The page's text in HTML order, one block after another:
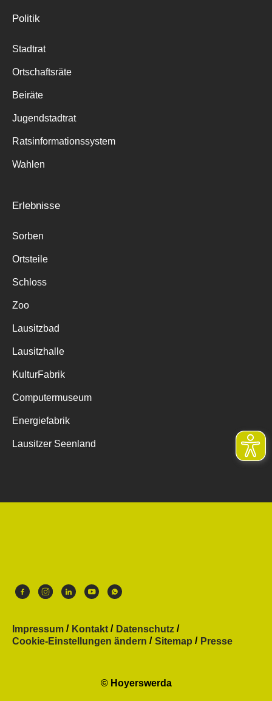
Politik
Stadtrat
Ortschaftsräte
Beiräte
Jugendstadtrat
Ratsinformationssystem
Wahlen
Erlebnisse
Sorben
Ortsteile
Schloss
Zoo
Lausitzbad
Lausitzhalle
KulturFabrik
Computermuseum
Energiefabrik
Lausitzer Seenland
Impressum Kontakt
Datenschutz
Cookie-Einstellungen ändern
Sitemap Presse
© Hoyerswerda